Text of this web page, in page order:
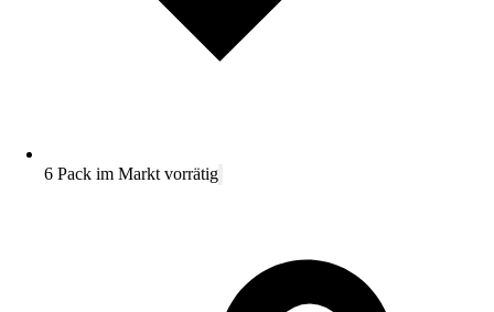
6 Pack im Markt vorrätig